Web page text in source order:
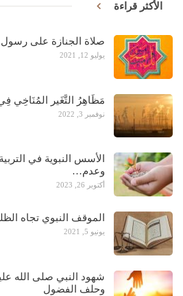
الأكثر قراءة
صلاة الجنازة على رسول
يوليو 12, 2021
مَظَاهِرُ التَّغَير المُنَاخِي
نوفمبر 3, 2022
وعدم…
أكتوبر 26, 2023
الموقف النبوي تجاه
يونيو 5, 2021
شهود النبي صلى الله
وحلف الفضول